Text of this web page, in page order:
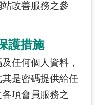
改善服務之參
護措施
任何個人資料，
是密碼提供給任
項會員服務之